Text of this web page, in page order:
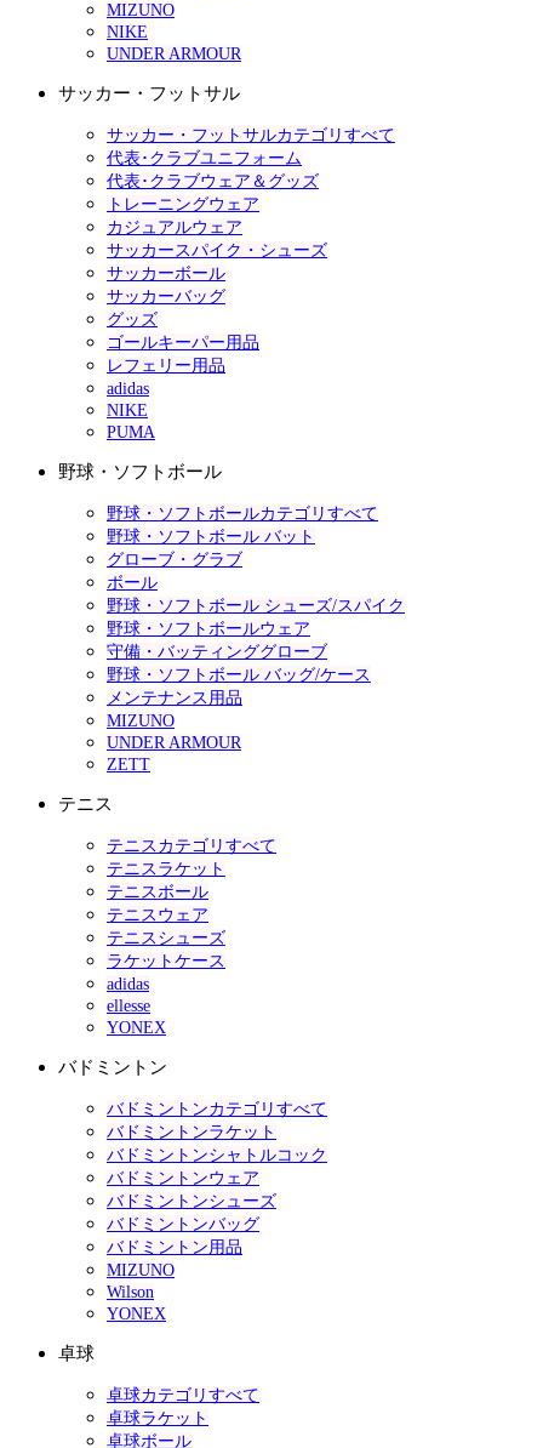
MIZUNO
NIKE
UNDER ARMOUR
サッカー・フットサル
サッカー・フットサルカテゴリすべて
代表･クラブユニフォーム
代表･クラブウェア＆グッズ
トレーニングウェア
カジュアルウェア
サッカースパイク・シューズ
サッカーボール
サッカーバッグ
グッズ
ゴールキーパー用品
レフェリー用品
adidas
NIKE
PUMA
野球・ソフトボール
野球・ソフトボールカテゴリすべて
野球・ソフトボール バット
グローブ・グラブ
ボール
野球・ソフトボール シューズ/スパイク
野球・ソフトボールウェア
守備・バッティンググローブ
野球・ソフトボール バッグ/ケース
メンテナンス用品
MIZUNO
UNDER ARMOUR
ZETT
テニス
テニスカテゴリすべて
テニスラケット
テニスボール
テニスウェア
テニスシューズ
ラケットケース
adidas
ellesse
YONEX
バドミントン
バドミントンカテゴリすべて
バドミントンラケット
バドミントンシャトルコック
バドミントンウェア
バドミントンシューズ
バドミントンバッグ
バドミントン用品
MIZUNO
Wilson
YONEX
卓球
卓球カテゴリすべて
卓球ラケット
卓球ボール